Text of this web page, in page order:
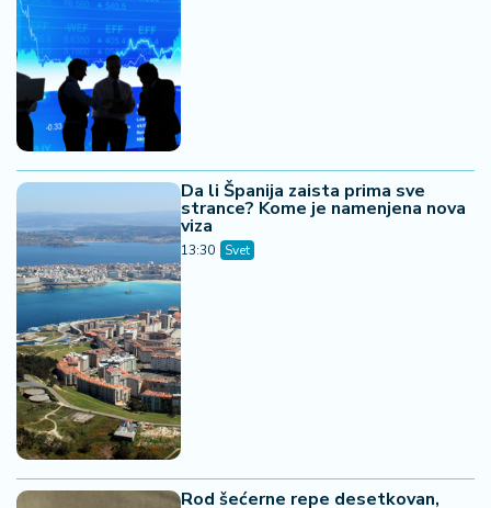
Da li Španija zaista prima sve
strance? Kome je namenjena nova
viza
13:30 Svet
Rod šećerne repe desetkovan,